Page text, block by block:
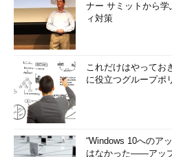
ナー サミットから
ィ対策
これだけはやってお
に役立つグループポ
“Windows 10へのア
はなかった――アッ